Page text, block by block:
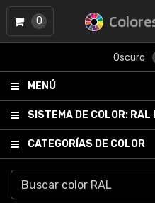
Oscuro
MENÚ
SISTEMA DE COLOR: RAL
CATEGORÍAS DE COLOR
0